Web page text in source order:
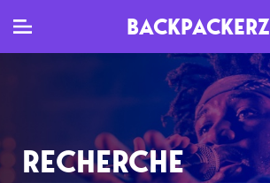
BACKPACKERZ
Clips
MAG
Dossiers
RECHERCHE